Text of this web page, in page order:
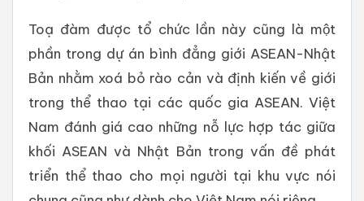
Toạ đàm được tổ chức lần này cũng là một
phần trong dự án bình đẳng giới ASEAN-Nhật
Bản nhằm xoá bỏ rào cản và định kiến về giới
trong thể thao tại các quốc gia ASEAN. Việt
Nam đánh giá cao những nỗ lực hợp tác giữa
khối ASEAN và Nhật Bản trong vấn đề phát
triển thể thao cho mọi người tại khu vực nói